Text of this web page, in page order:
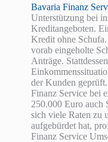
Bavaria Finanz
Unterstützung bei
Kreditangeboten.
Kredit ohne
vorab eingeholte
Anträge.
der Kunden
Finanz Service bei
250.000 Euro auch
sich viele Raten zu
aufgebürdet hat,
Finanz Service